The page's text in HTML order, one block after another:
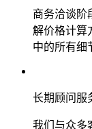
商务洽谈阶
解价格计算
中的所有细
长期顾问服
我们与众多